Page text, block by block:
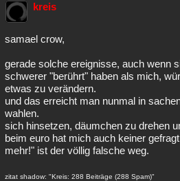
kreis
samael crow,
gerade solche ereignisse, auch wenn
schwerer "berührt" haben als mich,
etwas zu verändern.
und das erreicht man nunmal in
wahlen.
sich hinsetzen, däumchen zu drehen
beim euro hat mich auch keiner
mehr!" ist der völlig falsche weg.
zitat shadow: "Kreis: 288 Beiträge (288 Spam)"